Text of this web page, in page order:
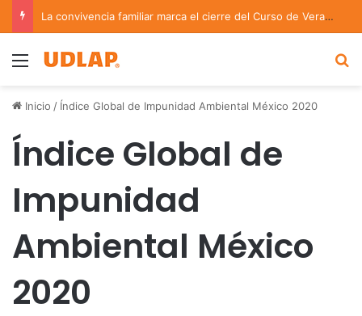
La convivencia familiar marca el cierre del Curso de Verano de Escuelas Aztecas
Menu
Inicio / Índice Global de Impunidad Ambiental México 2020
Índice Global de
Impunidad
Ambiental México
2020